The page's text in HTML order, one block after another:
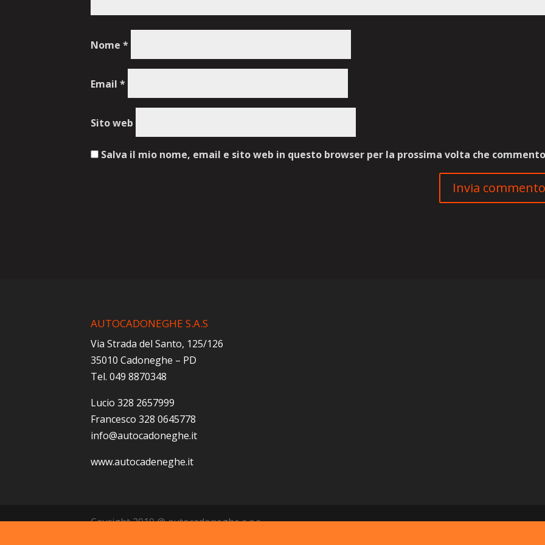
Nome*
Email*
Sito web
Salva il mio nome, email e sito web in questo browser per la prossima volta che
AUTOCADONEGHE S.A.S
Via Strada del Santo, 125/126
35010 Cadoneghe – PD
Tel. 049 8870348
Lucio 328 2657999
Francesco 328 0645778
info@autocadoneghe.it
www.autocadeneghe.it
Coyright 2019 @ autocadoneghe s.a.s.